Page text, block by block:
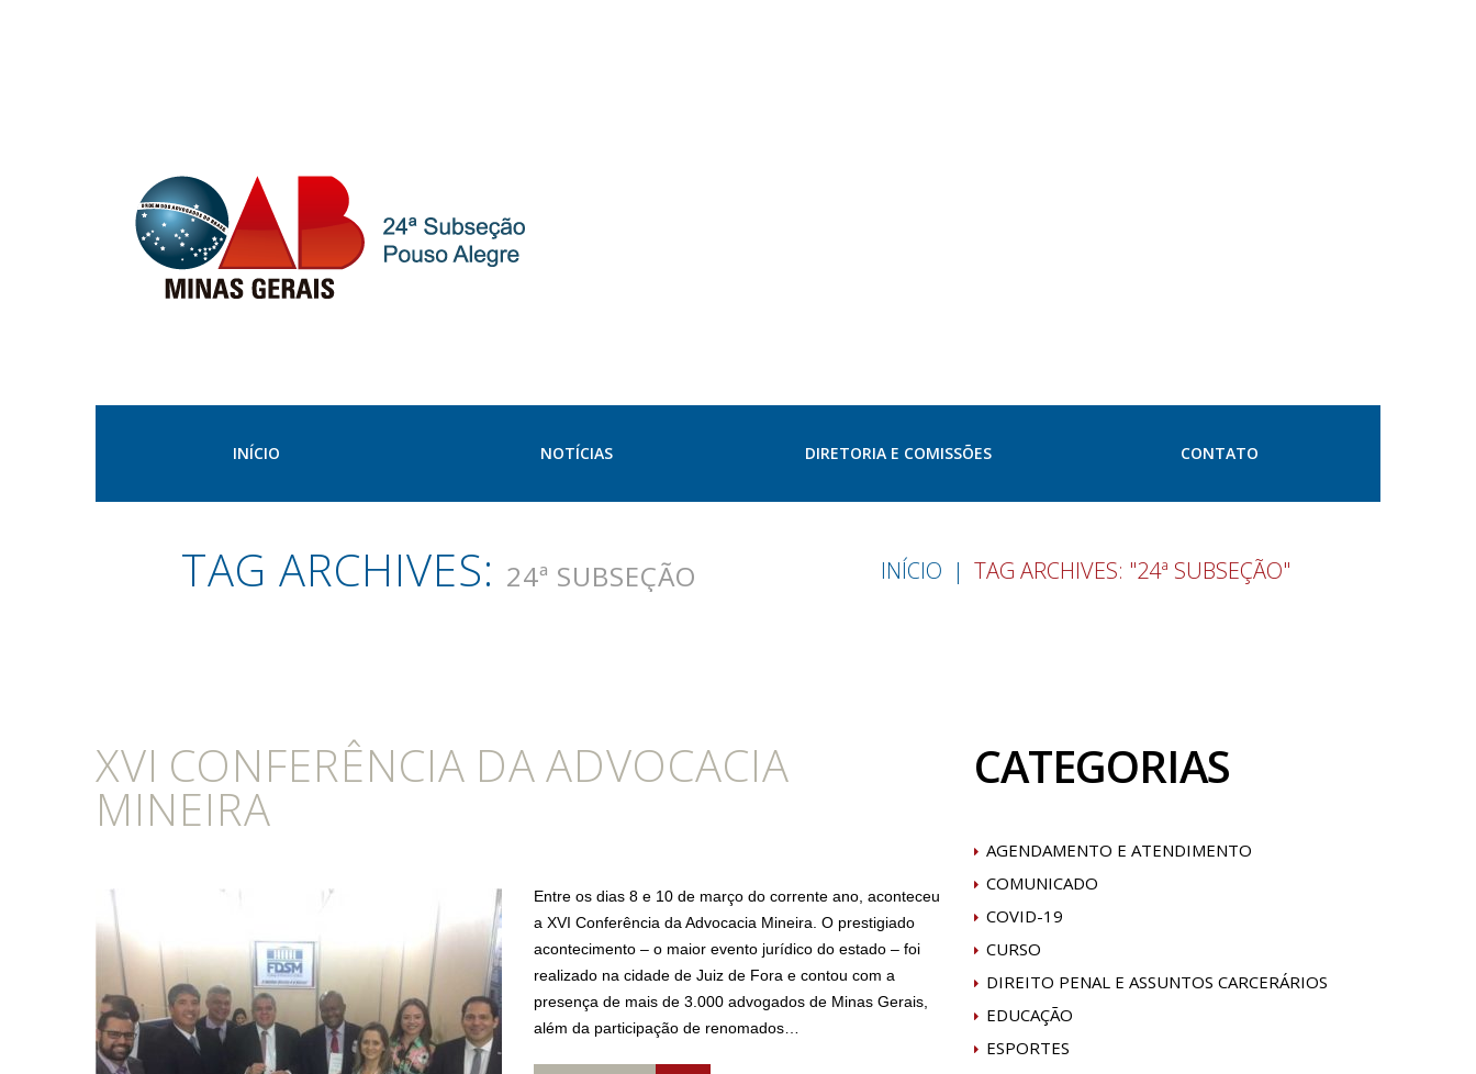
INÍCIO NOTÍCIAS DIRETORIA E COMISSÕES CONTATO
TAG ARCHIVES: 24ª SUBSEÇÃO INÍCIO TAG ARCHIVES: "24ª SUBSEÇÃO"
XVI CONFERÊNCIA DA ADVOCACIA
MINEIRA
Entre os dias 8 e 10 de março do corrente ano, aconteceu
a XVI Conferência da Advocacia Mineira. O prestigiado
acontecimento – o maior evento jurídico do estado – foi
realizado na cidade de Juiz de Fora e contou com a
presença de mais de 3.000 advogados de Minas Gerais,
além da participação de renomados…
CATEGORIAS
AGENDAMENTO E ATENDIMENTO
COMUNICADO
COVID-19
CURSO
DIREITO PENAL E ASSUNTOS CARCERÁRIOS
EDUCAÇÃO
ESPORTES